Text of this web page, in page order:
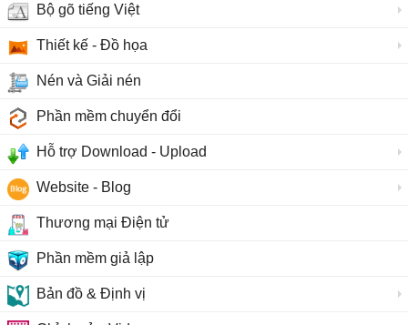
Bộ gõ tiếng Việt
Thiết kế - Đồ họa
Nén và Giải nén
Phần mềm chuyển đổi
Hỗ trợ Download - Upload
Website - Blog
Thương mại Điện tử
Phần mềm giả lập
Bản đồ & Định vị